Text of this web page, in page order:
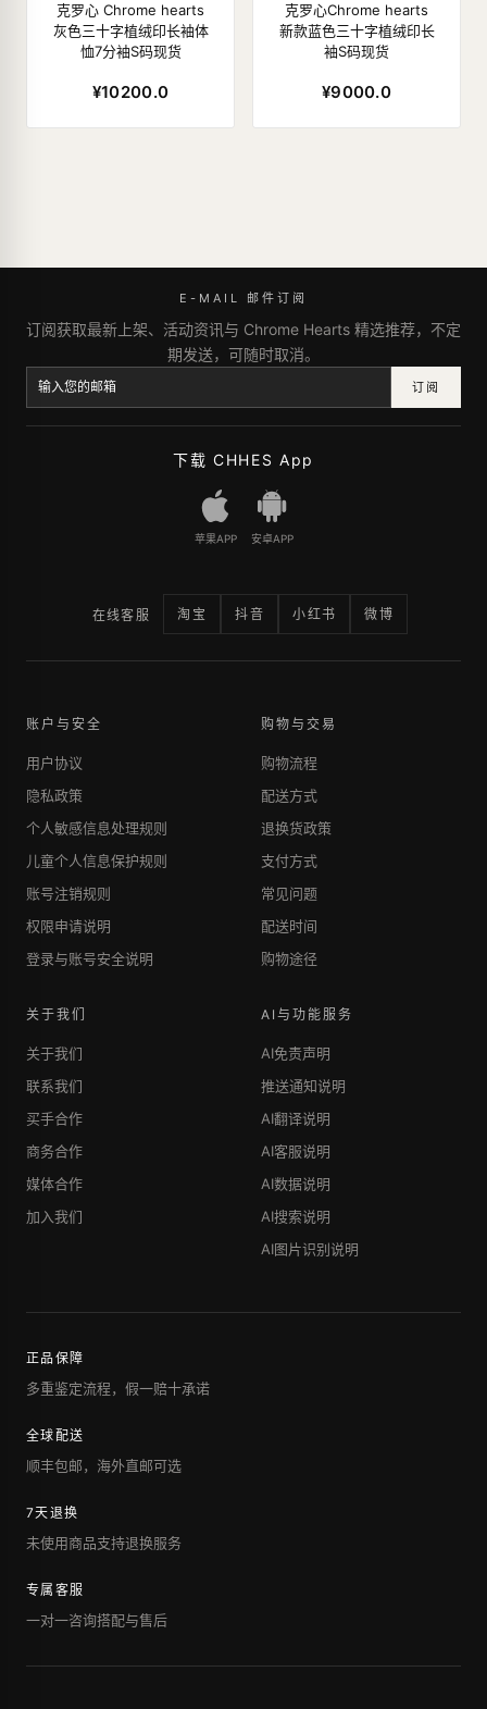
克罗心 Chrome hearts
灰色三十字植绒印长袖体
恤7分袖S码现货
¥10200.0
克罗心Chrome hearts
新款蓝色三十字植绒印长
袖S码现货
¥9000.0
E-MAIL 邮件订阅
订阅获取最新上架、活动资讯与 Chrome Hearts 精选推荐，不定
期发送，可随时取消。
订阅
下载 CHHES App
苹果APP 安卓APP
在线客服 淘宝 抖音 小红书 微博
账户与安全
用户协议
隐私政策
个人敏感信息处理规则
儿童个人信息保护规则
账号注销规则
权限申请说明
登录与账号安全说明
购物与交易
购物流程
配送方式
退换货政策
支付方式
常见问题
配送时间
购物途径
关于我们
关于我们
联系我们
买手合作
商务合作
媒体合作
加入我们
AI与功能服务
AI免责声明
推送通知说明
AI翻译说明
AI客服说明
AI数据说明
AI搜索说明
AI图片识别说明
正品保障
多重鉴定流程，假一赔十承诺
全球配送
顺丰包邮，海外直邮可选
7天退换
未使用商品支持退换服务
专属客服
一对一咨询搭配与售后